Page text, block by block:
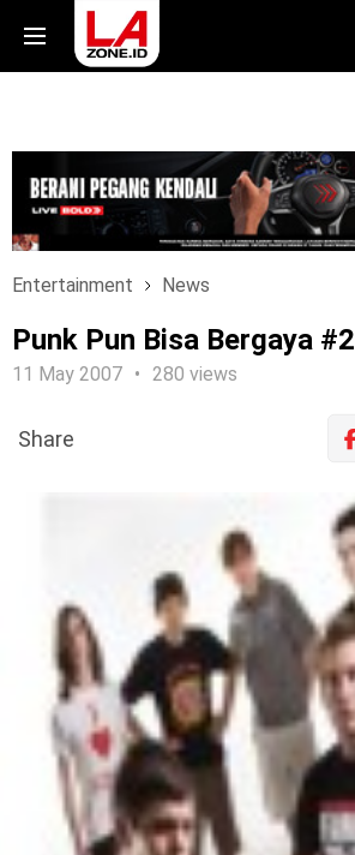
Entertainment News
Punk Pun Bisa Bergaya #2
11 May 2007 280 views
LOGIN
Share